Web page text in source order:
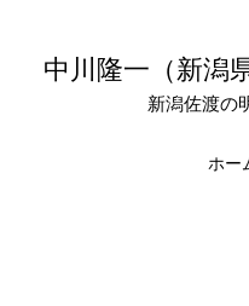
中川隆一（新潟
新潟佐渡の
ホー